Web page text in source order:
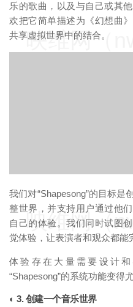
乐的歌曲，以及与自己或其
欢把它简单描述为《幻想曲
共享虚拟世界中的结合。
我们对“Shapesong”的目标
整世界，并支持用户通过他
自己的体验。我们同时试图
觉体验，让表演者和观众都能
体验存在大量需要设计
“Shapesong”的系统功能变得
◐ 3. 创建一个音乐世界
映维网（
映维网（